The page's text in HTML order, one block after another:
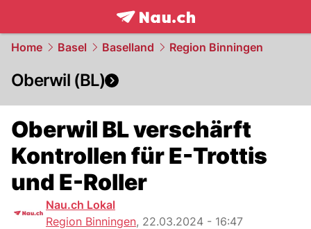
frontpage.NAU.ch
Home Basel Baselland Region Binningen
Oberwil (BL)
Oberwil BL verschärft
Kontrollen für E-Trottis
und E-Roller
Nau.ch Lokal
Region Binningen, 22.03.2024 - 16:47